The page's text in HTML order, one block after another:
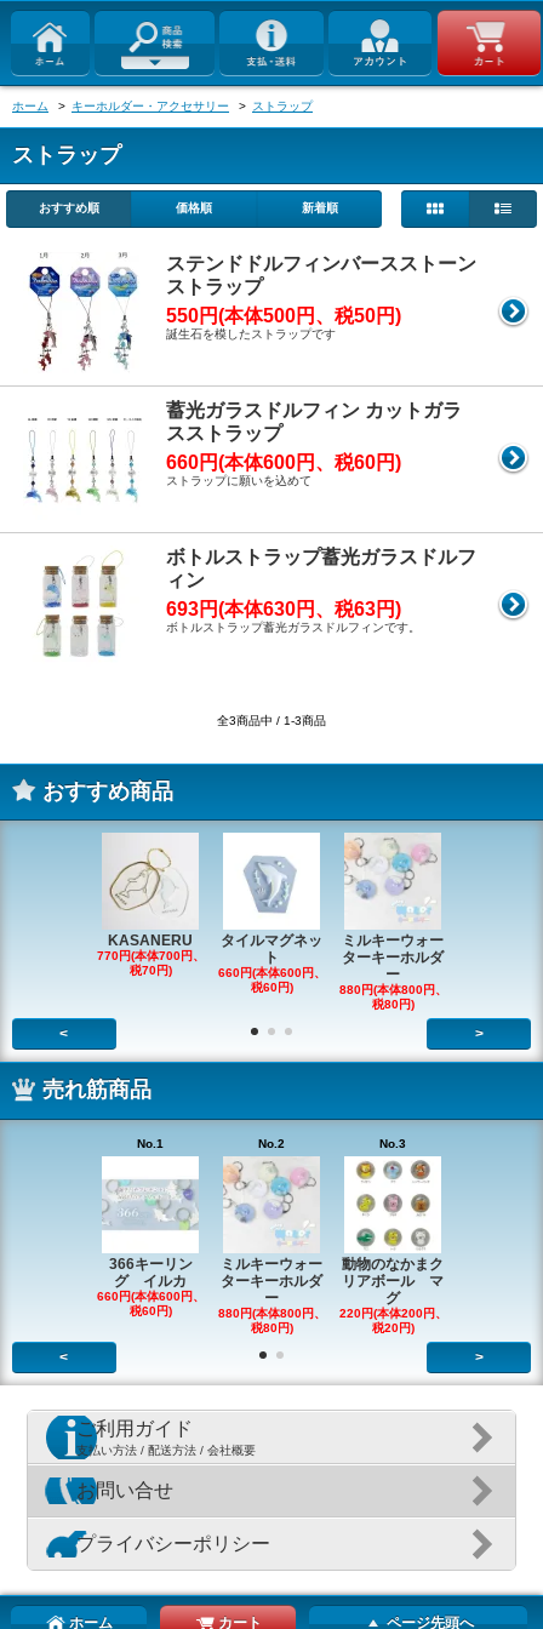
ホーム > キーホルダー・アクセサリー > ストラップ
ストラップ
おすすめ順 価格順 新着順
ステンドドルフィンバースストーン
ストラップ
550円(本体500円、税50円)
誕生石を模したストラップです
蓄光ガラスドルフィン カットガラ
スストラップ
660円(本体600円、税60円)
ストラップに願いを込めて
ボトルストラップ蓄光ガラスドルフ
ィン
693円(本体630円、税63円)
ボトルストラップ蓄光ガラスドルフィンです。
全3商品中 / 1-3商品
おすすめ商品
KASANERU
770円(本体700円、
税70円)
タイルマグネッ
ト
660円(本体600円、
税60円)
ミルキーウォー
ターキーホルダ
ー
880円(本体800円、
税80円)
< >
売れ筋商品
No.1
366キーリン
グ イルカ
660円(本体600円、
税60円)
No.2
ミルキーウォー
ターキーホルダ
ー
880円(本体800円、
税80円)
No.3
動物のなかまク
リアボール マ
グ
220円(本体200円、
税20円)
< >
ご利用ガイド
支払い方法 / 配送方法 / 会社概要
お問い合せ
プライバシーポリシー
ホーム カート ページ先頭へ